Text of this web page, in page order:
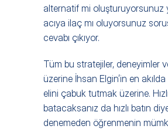
alternatif mi oluşturuyorsunuz
acıya ilaç mı oluyorsunuz
cevabı çıkıyor.
Tüm bu stratejiler, deneyimler
üzerine İhsan Elgin’in en
elini çabuk tutmak üzerine.
batacaksanız da hızlı batın
denemeden öğrenmenin